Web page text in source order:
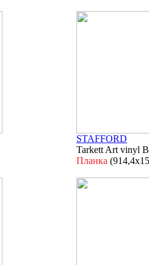
STAFFORD
Tarkett Art vinyl
Планка